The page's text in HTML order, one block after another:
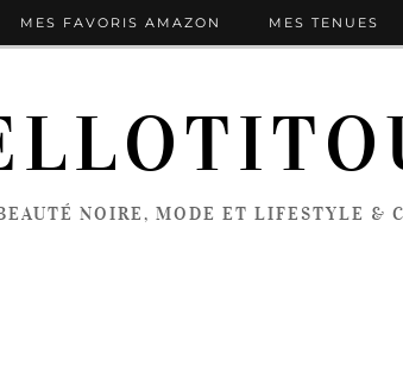
NOIRE, MODE ET LIFESTYLE &
MES FAVORIS AMAZON MES TENUES